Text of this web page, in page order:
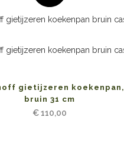
gietijzeren koekenpan,
bruin 31 cm
€110,00